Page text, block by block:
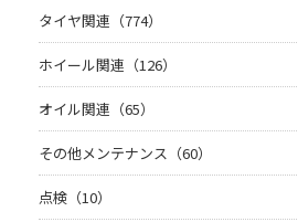
タイヤ関連（774）
ホイール関連（126）
オイル関連（65）
その他メンテナンス（60）
点検（10）